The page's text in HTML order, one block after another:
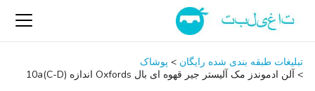
تبلیغات طبقه بندی شده رایگان > پوشاک
> آلن ادموندز مک آلیستر جیر قهوه ای بال Oxfords اندازه 10a(C-D)